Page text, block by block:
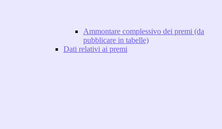
Ammontare complessivo dei premi (da
pubblicare in tabelle)
Dati relativi ai premi